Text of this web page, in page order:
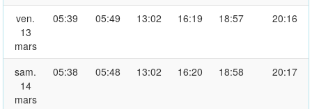
ven.
13
mars
05:39 05:49 13:02 16:19 18:57 20:16
sam.
14
mars
05:38 05:48 13:02 16:20 18:58 20:17